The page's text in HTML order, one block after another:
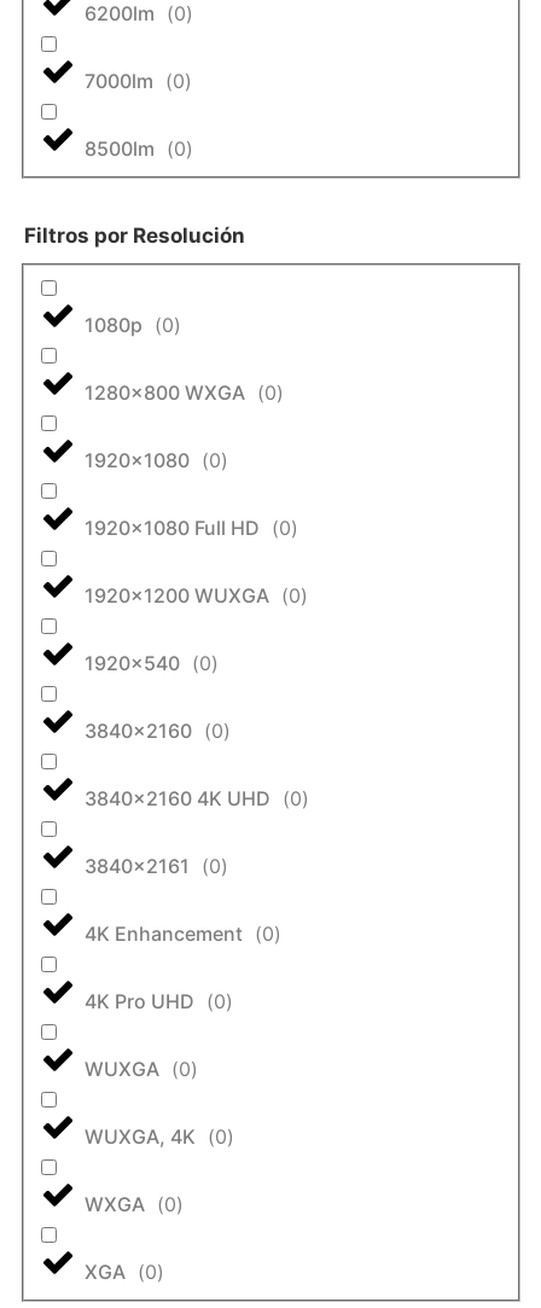
6200lm (0)
7000lm (0)
8500lm (0)
Filtros por Resolución
1080p (0)
1280x800 WXGA (0)
1920x1080 (0)
1920x1080 Full HD (0)
1920x1200 WUXGA (0)
1920x540 (0)
3840x2160 (0)
3840x2160 4K UHD (0)
3840x2161 (0)
4K Enhancement (0)
4K Pro UHD (0)
WUXGA (0)
WUXGA, 4K (0)
WXGA (0)
XGA (0)